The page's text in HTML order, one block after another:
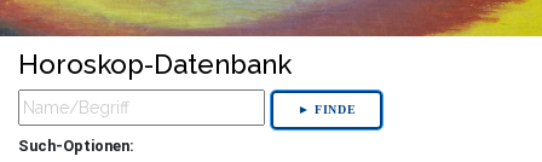
Horoskop-Datenbank
Such-Optionen: